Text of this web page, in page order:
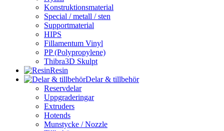
Konstruktionsmaterial
Special / metall / sten
Supportmaterial
HIPS
Fillamentum Vinyl
PP (Polypropylene)
Thibra3D Skulpt
Resin
Delar & tillbehör
Reservdelar
Uppgraderingar
Extruders
Hotends
Munstycke / Nozzle